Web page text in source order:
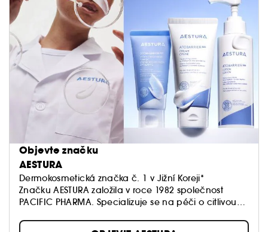
Objevte značku
AESTURA
Dermokosmetická značka č. 1 v Jižní Koreji*
Značku AESTURA založila v roce 1982 společnost
PACIFIC PHARMA. Specializuje se na péči o citlivou
vědeckých výzkumů a ověřených poznatků a v úzké